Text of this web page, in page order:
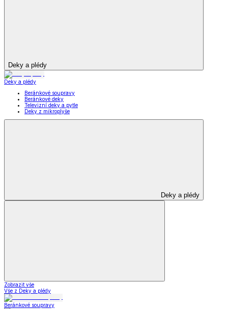
Deky a plédy
Deky a plédy
Beránkové soupravy
Beránkové deky
Televizní deky a pytle
Deky z mikroplyše
Deky a plédy
Zobrazit vše
Vše z Deky a plédy
Beránkové soupravy